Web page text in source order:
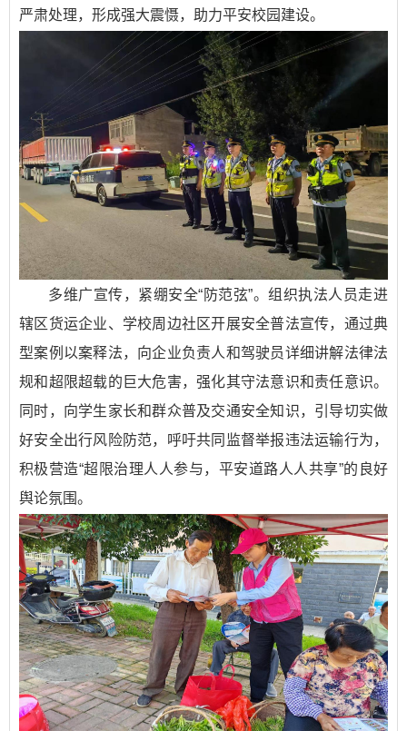
严肃处理，形成强大震慑，助力平安校园建设。
多维广宣传，紧绷安全“防范弦”。组织执法人员走进
辖区货运企业、学校周边社区开展安全普法宣传，通过典
型案例以案释法，向企业负责人和驾驶员详细讲解法律法
规和超限超载的巨大危害，强化其守法意识和责任意识。
同时，向学生家长和群众普及交通安全知识，引导切实做
好安全出行风险防范，呼吁共同监督举报违法运输行为，
积极营造“超限治理人人参与，平安道路人人共享”的良好
舆论氛围。